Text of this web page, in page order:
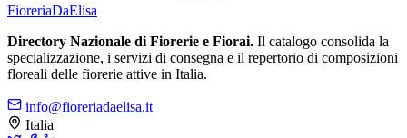
FioreriaDaElisa
Directory Nazionale di Fiorerie e Fiorai. Il catalogo consolida la
specializzazione, i servizi di consegna e il repertorio di composizioni
floreali delle fiorerie attive in Italia.
info@fioreriadaelisa.it
Italia